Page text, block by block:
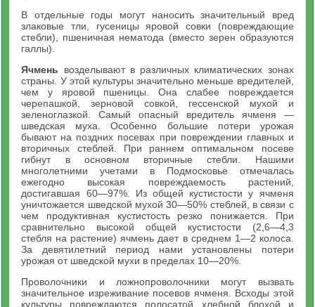
В отдельные годы могут наносить значительный вред
злаковые тли, гусеницы яровой совки (повреждающие
стебли), пшеничная нематода (вместо зерен образуются
галлы).
Ячмень возделывают в различных климатических зонах
страны. У этой культуры значительно меньше вредителей,
чем у яровой пшеницы. Она слабее повреждается
черепашкой, зерновой совкой, гессенской мухой и
зеленоглазкой. Самый опасный вредитель ячменя —
шведская муха. Особенно большие потери урожая
бывают на поздних посевах при повреждении главных и
вторичных стеблей. При раннем оптимальном посеве
гибнут в основном вторичные стебли. Нашими
многолетними учетами в Подмосковье отмечалась
ежегодно высокая повреждаемость растений,
достигавшая 60—97%. Из общей кустистости у ячменя
уничтожается шведской мухой 30—50% стеблей, в связи с
чем продуктивная кустистость резко понижается. При
сравнительно высокой общей кустистости (2,6—4,3
стебля на растение) ячмень дает в среднем 1—2 колоса.
За девятилетний период нами установлены потери
урожая от шведской мухи в пределах 10—20%.
Проволочники и ложнопроволочники могут вызвать
значительное изреживание посевов ячменя. Всходы этой
культуры повреждаются полосатой хлебной блохой и